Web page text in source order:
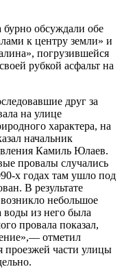
бурно обсуждали обе
к центру земли» и
погрузившейся
рубкой асфальт на
друг за
на улице
характера, на
начальник
Камиль Юлаев.
провалы случались
х годах там ушло под
В результате
небольшое
воды из него была
провала показал,
отметил
части улицы